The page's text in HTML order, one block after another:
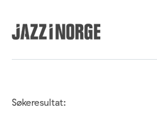
Søkeresultat: